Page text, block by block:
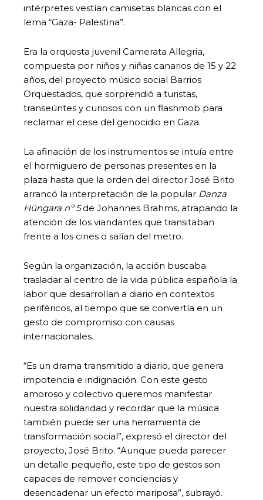
intérpretes vestían camisetas blancas con el
lema “Gaza- Palestina”.
Era la orquesta juvenil Camerata Allegria,
compuesta por niños y niñas canarios de 15 y 22
años, del proyecto músico social Barrios
Orquestados, que sorprendió a turistas,
transeúntes y curiosos con un flashmob para
reclamar el cese del genocidio en Gaza.
La afinación de los instrumentos se intuía entre
el hormiguero de personas presentes en la
plaza hasta que la orden del director José Brito
arrancó la interpretación de la popular Danza
Húngara nº 5de Johannes Brahms, atrapando la
atención de los viandantes que transitaban
frente a los cines o salían del metro.
Según la organización, la acción buscaba
trasladar al centro de la vida pública española la
labor que desarrollan a diario en contextos
periféricos, al tiempo que se convertía en un
gesto de compromiso con causas
internacionales.
“Es un drama transmitido a diario, que genera
impotencia e indignación. Con este gesto
amoroso y colectivo queremos manifestar
nuestra solidaridad y recordar que la música
también puede ser una herramienta de
transformación social”, expresó el director del
proyecto, José Brito. “Aunque pueda parecer
un detalle pequeño, este tipo de gestos son
capaces de remover conciencias y
desencadenar un efecto mariposa”, subrayó.